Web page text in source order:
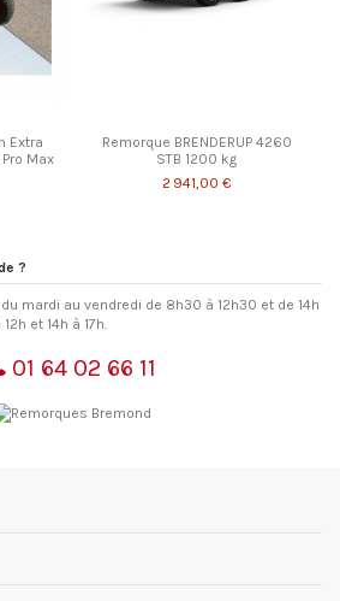
Extra
Max
Remorque BRENDERUP 4260
STB 1200 kg
2 941,00 €
?
mardi au vendredi de 8h30 à 12h30 et de 14h
et 14h à 17h.
01 64 02 66 11